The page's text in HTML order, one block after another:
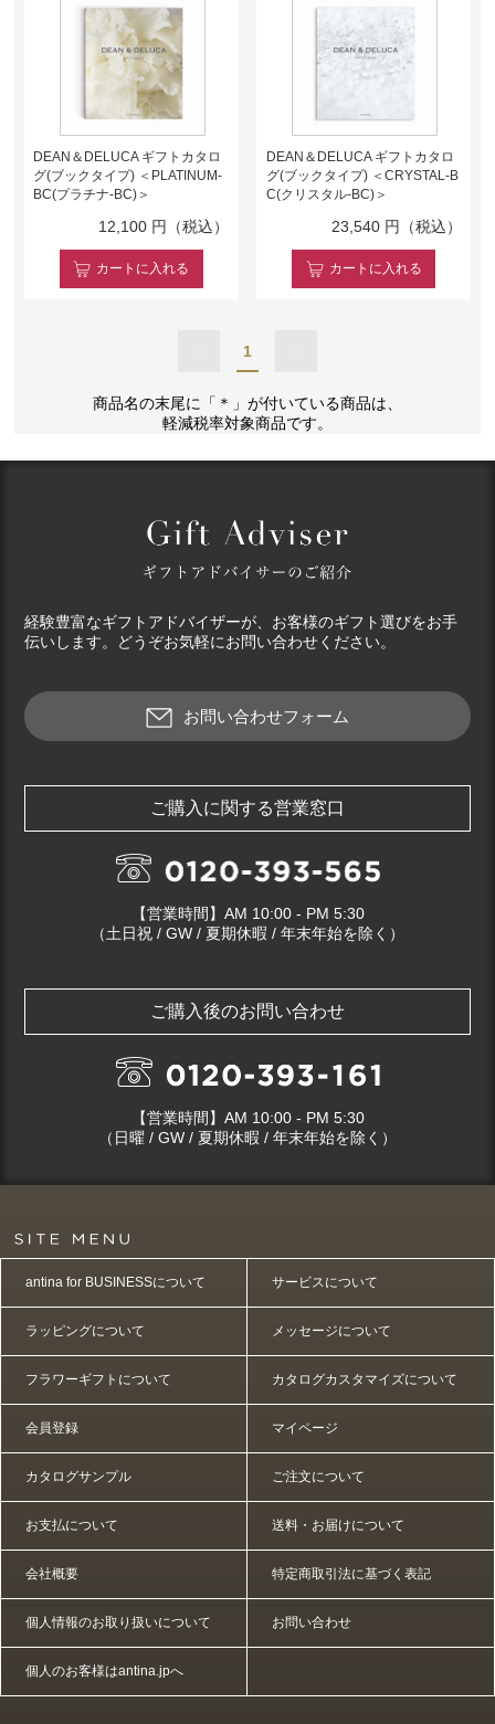
DEAN＆DELUCA ギフトカタロ
グ(ブックタイプ) ＜PLATINUM-
BC(プラチナ-BC)＞
12,100 円（税込）
カート に入れる
DEAN＆DELUCA ギフトカタロ
グ(ブックタイプ) ＜CRYSTAL-B
C(クリスタル-BC)＞
23,540 円（税込）
カート に入れる
1
商品名の末尾に「＊」が付いている商品は、
軽減税率対象商品です。
経験豊富なギフトアドバイザーが、お客様のギフト選びをお手
伝いします。どうぞお気軽にお問い合わせください。
お問い合わせフォーム
ご購入に関する営業窓口
【営業時間】AM 10:00 - PM 5:30
（土日祝 / GW / 夏期休暇 / 年末年始を除く）
ご購入後のお問い合わせ
【営業時間】AM 10:00 - PM 5:30
（日曜 / GW / 夏期休暇 / 年末年始を除く）
antina for BUSINESSについて サービスについて
ラッピングについて メッセージについて
フラワーギフトについて カタログカスタマイズについて
会員登録 マイページ
カタログサンプル ご注文について
お支払について 送料・お届けについて
会社概要 特定商取引法に基づく表記
個人情報のお取り扱いについて お問い合わせ
個人のお客様はantina.jpへ